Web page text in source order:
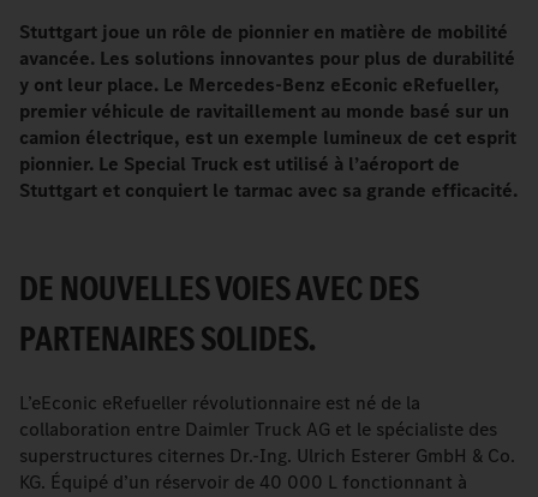
Stuttgart joue un rôle de pionnier en matière de mobilité
avancée. Les solutions innovantes pour plus de durabilité
y ont leur place. Le Mercedes-Benz eEconic eRefueller,
premier véhicule de ravitaillement au monde basé sur un
camion électrique, est un exemple lumineux de cet esprit
pionnier. Le Special Truck est utilisé à l’aéroport de
Stuttgart et conquiert le tarmac avec sa grande efficacité.
DE NOUVELLES VOIES AVEC DES
PARTENAIRES SOLIDES.
L’eEconic eRefueller révolutionnaire est né de la
collaboration entre Daimler Truck AG et le spécialiste des
superstructures citernes Dr.-Ing. Ulrich Esterer GmbH & Co.
KG. Équipé d’un réservoir de 40 000 L fonctionnant à